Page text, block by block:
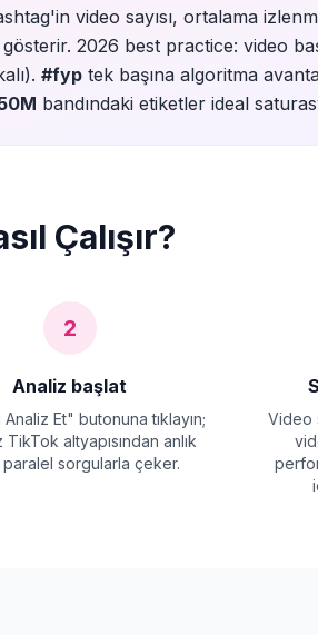
video sayısı, ortalama
2026 best practice: video
#fyp tek başına algoritma
bandındaki etiketler ideal
Çalışır?
2
Analiz başlat
Et" butonuna tıklayın;
TikTok altyapısından anlık
sorgularla çeker.
Video